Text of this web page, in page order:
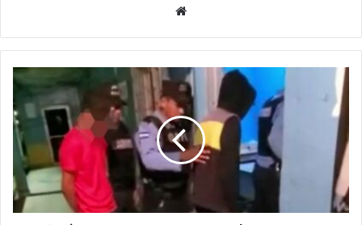
Detienen
tres
menores
por
supuesta
violación
de